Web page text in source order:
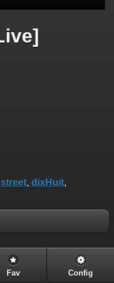
street, dixHuit,
Fav Config